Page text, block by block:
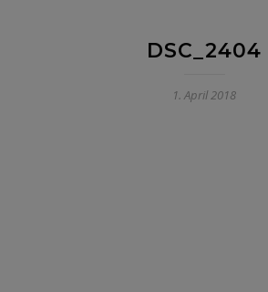
DSC_2404
1. April 2018